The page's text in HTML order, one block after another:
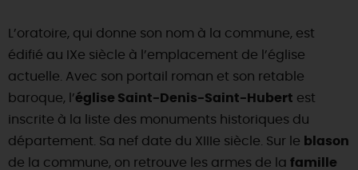
AUJOURD'HUI
DEMAIN
CE WEEK-END
L’oratoire, qui donne son nom à la commune, est
édifié au IXe siècle à l’emplacement de l’église
actuelle. Avec son portail roman et son retable
baroque, l’église Saint-Denis-Saint-Hubert est
inscrite à la liste des monuments historiques du
département. Sa nef date du XIIIe siècle. Sur le blason
de la commune, on retrouve les armes de la famille